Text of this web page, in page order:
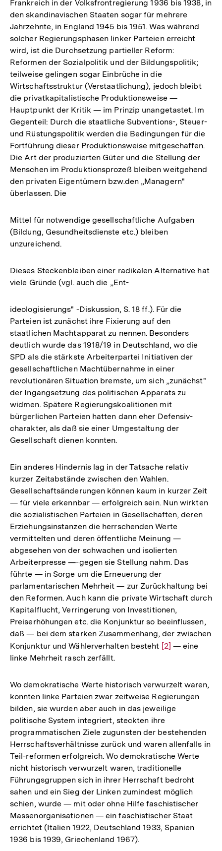
Frankreich in der Volksfrontregierung 1936 bis 1938, in
den skandinavischen Staaten sogar für mehrere
Jahrzehnte, in England 1945 bis 1951. Was während
solcher Regierungsphasen linker Parteien erreicht
wird, ist die Durchsetzung partieller Reform:
Reformen der Sozialpolitik und der Bildungspolitik;
teilweise gelingen sogar Einbrüche in die
Wirtschaftsstruktur (Verstaatlichung), jedoch bleibt
die privatkapitalistische Produktionsweise —
Hauptpunkt der Kritik — im Prinzip unangetastet. Im
Gegenteil: Durch die staatliche Subventions-, Steuer-
und Rüstungspolitik werden die Bedingungen für die
Fortführung dieser Produktionsweise mitgeschaffen.
Die Art der produzierten Güter und die Stellung der
Menschen im Produktionsprozeß bleiben weitgehend
den privaten Eigentümern bzw.den „Managern"
überlassen. Die
Mittel für notwendige gesellschaftliche Aufgaben
(Bildung, Gesundheitsdienste etc.) bleiben
unzureichend.
Dieses Steckenbleiben einer radikalen Alternative hat
viele Gründe (vgl. auch die „Ent-
ideologisierungs" -Diskussion, S. 18 ff.). Für die
Parteien ist zunächst ihre Fixierung auf den
staatlichen Machtapparat zu nennen. Besonders
deutlich wurde das 1918/19 in Deutschland, wo die
SPD als die stärkste Arbeiterpartei Initiativen der
gesellschaftlichen Machtübernahme in einer
revolutionären Situation bremste, um sich „zunächst"
der Ingangsetzung des politischen Apparats zu
widmen. Spätere Regierungskoalitionen mit
bürgerlichen Parteien hatten dann eher Defensiv-
charakter, als daß sie einer Umgestaltung der
Gesellschaft dienen konnten.
Ein anderes Hindernis lag in der Tatsache relativ
kurzer Zeitabstände zwischen den Wahlen.
Gesellschaftsänderungen können kaum in kurzer Zeit
— für viele erkennbar — erfolgreich sein. Nun wirkten
die sozialistischen Parteien in Gesellschaften, deren
Erziehungsinstanzen die herrschenden Werte
vermittelten und deren öffentliche Meinung —
abgesehen von der schwachen und isolierten
Arbeiterpresse —-gegen sie Stellung nahm. Das
führte — in Sorge um die Erneuerung der
parlamentarischen Mehrheit — zur Zurückhaltung bei
den Reformen. Auch kann die private Wirtschaft durch
Kapitalflucht, Verringerung von Investitionen,
Preiserhöhungen etc. die Konjunktur so beeinflussen,
daß — bei dem starken Zusammenhang, der zwischen
Konjunktur und Wählerverhalten besteht Zur
Fußnote
[2] — eine
linke Mehrheit rasch zerfällt.
Wo demokratische Werte historisch verwurzelt waren,
konnten linke Parteien zwar zeitweise Regierungen
bilden, sie wurden aber auch in das jeweilige
politische System integriert, steckten ihre
programmatischen Ziele zugunsten der bestehenden
Herrschaftsverhältnisse zurück und waren allenfalls in
Teil-reformen erfolgreich. Wo demokratische Werte
nicht historisch verwurzelt waren, traditionelle
Führungsgruppen sich in ihrer Herrschaft bedroht
sahen und ein Sieg der Linken zumindest möglich
schien, wurde — mit oder ohne Hilfe faschistischer
Massenorganisationen — ein faschistischer Staat
errichtet (Italien 1922, Deutschland 1933, Spanien
1936 bis 1939, Griechenland 1967).